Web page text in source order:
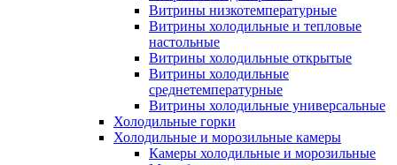
Витрины низкотемпературные
Витрины холодильные и тепловые
настольные
Витрины холодильные открытые
Витрины холодильные
среднетемпературные
Витрины холодильные универсальные
Холодильные горки
Холодильные и морозильные камеры
Камеры холодильные и морозильные